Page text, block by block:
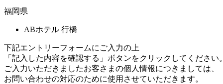
福岡県
ABホテル 行橋
下記エントリーフォームにご入力の上
「記入した内容を確認する」ボタンをクリックしてください
ご入力いただきましたお客さまの個人情報につきましては、
お問い合わせの対応のために使用させていただきます。